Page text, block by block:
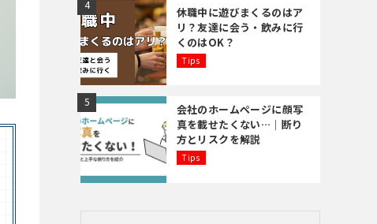
休職中に遊びまくるのはア
リ？友達に会う・飲みに行
くのはOK？
Tips
会社のホームページに顔写
真を載せたくない…｜断り
方とリスクを解説
Tips